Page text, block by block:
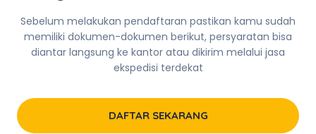
Sebelum melakukan pendaftaran pastikan kamu sudah
memiliki dokumen-dokumen berikut, persyaratan bisa
diantar langsung ke kantor atau dikirim melalui jasa
ekspedisi terdekat
DAFTAR SEKARANG